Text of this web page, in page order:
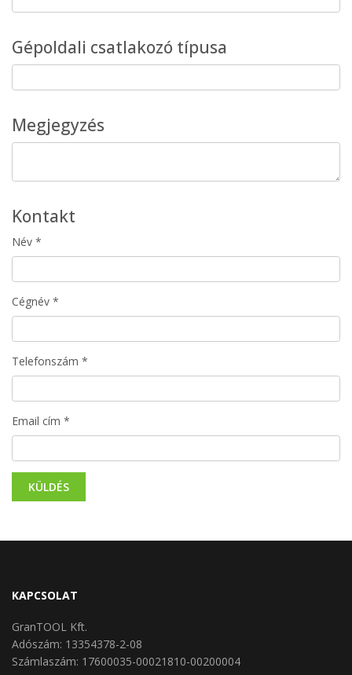
Gépoldali csatlakozó típusa
Megjegyzés
Kontakt
Név *
Cégnév *
Telefonszám *
Email cím *
KAPCSOLAT
GranTOOL Kft.
Adószám: 13354378-2-08
Számlaszám: 17600035-00021810-00200004